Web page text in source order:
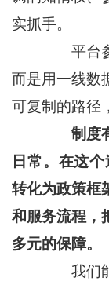
实抓手。
平台参与
而是用一线数
可复制的路径
制度
日常。在这
转化为政策框
和服务流程，
多元的保障。
我们能看